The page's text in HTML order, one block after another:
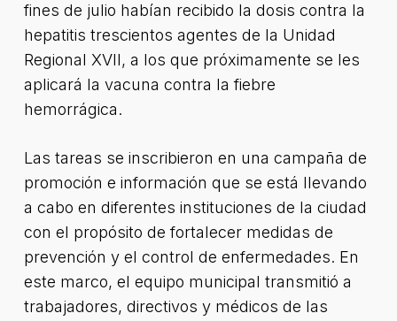
fines de julio habían recibido la dosis contra la
hepatitis trescientos agentes de la Unidad
Regional XVII, a los que próximamente se les
aplicará la vacuna contra la fiebre
hemorrágica.
Las tareas se inscribieron en una campaña de
promoción e información que se está llevando
a cabo en diferentes instituciones de la ciudad
con el propósito de fortalecer medidas de
prevención y el control de enfermedades. En
este marco, el equipo municipal transmitió a
trabajadores, directivos y médicos de las